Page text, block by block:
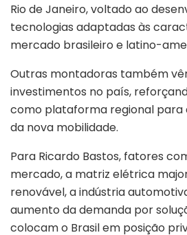
Rio de Janeiro, voltado ao
tecnologias adaptadas às
mercado brasileiro e latino-
Outras montadoras também
investimentos no país,
como plataforma regional para
da nova mobilidade.
Para Ricardo Bastos, fatores
mercado, a matriz elétrica
renovável, a indústria
aumento da demanda por
colocam o Brasil em posição